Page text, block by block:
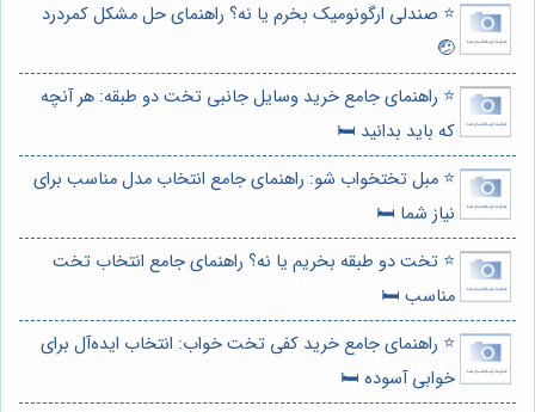
⭐️ صندلی ارگونومیک بخرم یا نه؟ راهنمای حل مشکل کمردرد
🤕
⭐️ راهنمای جامع خرید وسایل جانبی تخت دو طبقه: هر آنچه
که باید بدانید 🛏️
⭐️ مبل تختخواب شو: راهنمای جامع انتخاب مدل مناسب برای
نیاز شما 🛏️
⭐️ تخت دو طبقه بخریم یا نه؟ راهنمای جامع انتخاب تخت
مناسب 🛏️
⭐️ راهنمای جامع خرید کفی تخت خواب: انتخاب ایده‌آل برای
خوابی آسوده 🛏️